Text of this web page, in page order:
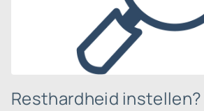
Resthardheid instellen?